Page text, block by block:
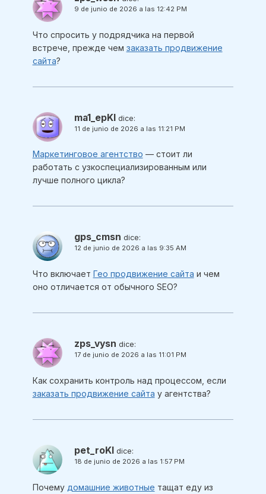
9 de junio de 2026 a las 12:42 PM
Что спросить у подрядчика на первой
встрече, прежде чем заказать продвижение
сайта?
ma1_epKl dice:
11 de junio de 2026 a las 11:21 PM
Маркетинговое агентство — стоит ли
работать с узкоспециализированным или
лучше полного цикла?
gps_cmsn dice:
12 de junio de 2026 a las 9:35 AM
Что включает Гео продвижение сайта и чем
оно отличается от обычного SEO?
zps_vysn dice:
17 de junio de 2026 a las 11:01 PM
Как сохранить контроль над процессом, если
заказать продвижение сайта у агентства?
pet_roKl dice:
18 de junio de 2026 a las 1:57 PM
Почему домашние животные тащат еду из